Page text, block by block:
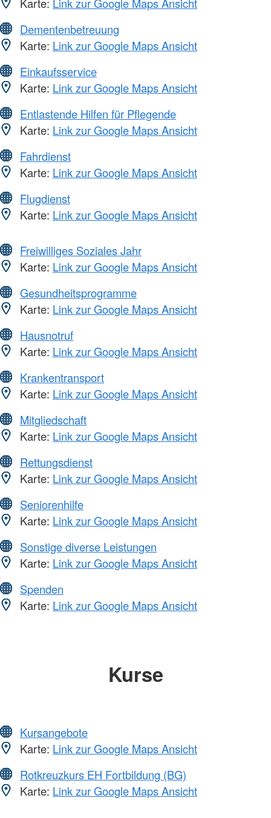
Dementenbetreuung
Karte: Link zur Google Maps Ansicht
Einkaufsservice
Karte: Link zur Google Maps Ansicht
Entlastende Hilfen für Pflegende
Karte: Link zur Google Maps Ansicht
Fahrdienst
Karte: Link zur Google Maps Ansicht
Flugdienst
Karte: Link zur Google Maps Ansicht
Freiwilliges Soziales Jahr
Karte: Link zur Google Maps Ansicht
Gesundheitsprogramme
Karte: Link zur Google Maps Ansicht
Hausnotruf
Karte: Link zur Google Maps Ansicht
Krankentransport
Karte: Link zur Google Maps Ansicht
Mitgliedschaft
Karte: Link zur Google Maps Ansicht
Rettungsdienst
Karte: Link zur Google Maps Ansicht
Seniorenhilfe
Karte: Link zur Google Maps Ansicht
Sonstige diverse Leistungen
Karte: Link zur Google Maps Ansicht
Spenden
Karte: Link zur Google Maps Ansicht
Kurse
Kursangebote
Karte: Link zur Google Maps Ansicht
Rotkreuzkurs EH Fortbildung (BG)
Karte: Link zur Google Maps Ansicht